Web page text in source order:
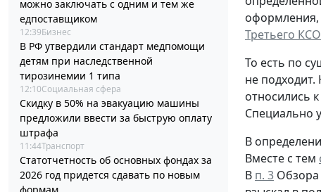
можно заключать с одним и тем же
едпоставщиком
12:39Бизнес
В РФ утвердили стандарт медпомощи
детям при наследственной
тирозинемии 1 типа
12:10Социальная сфера
Скидку в 50% на эвакуацию машины
предложили ввести за быструю оплату
штрафа
11:44Транспорт
Статотчетность об основных фондах за
2026 год придется сдавать по новым
оформления,
Третьего
То есть по
не
относились
Специально
В
Вместе с тем
В п. 3 Обзора